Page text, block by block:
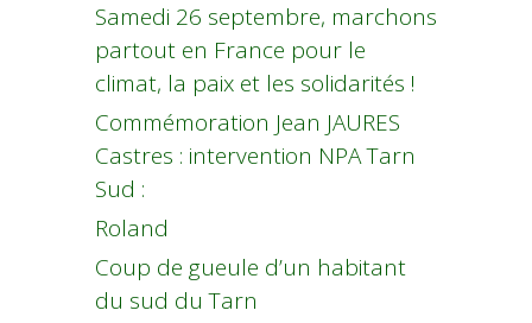
Samedi 26 septembre, marchons
partout en France pour le
climat, la paix et les solidarités !
Commémoration Jean JAURES
Castres : intervention NPA Tarn
Sud :
Roland
Coup de gueule d’un habitant
du sud du Tarn